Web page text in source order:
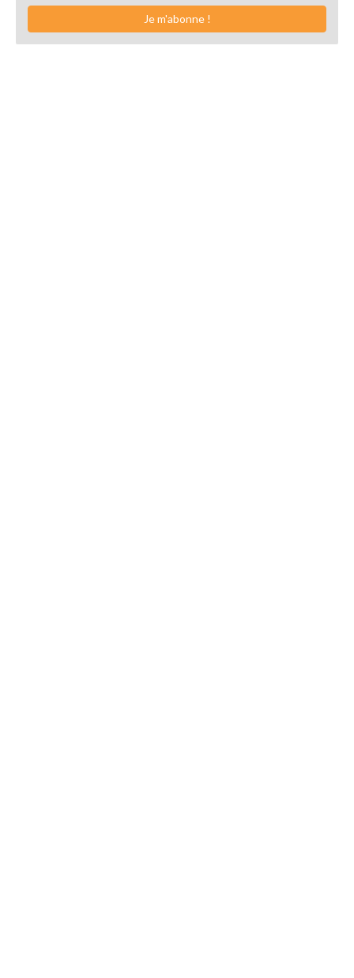
Je m'abonne !